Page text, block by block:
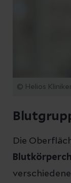
© Helios
Die